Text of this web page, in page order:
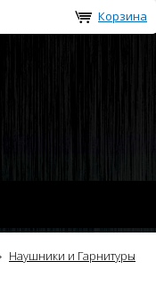
Корзина
Наушники и Гарнитуры